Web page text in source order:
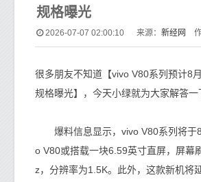
规格曝光
2026-07-07 02:00:10 来源： 新经网 作
很多朋友不知道【vivo V80系列预计8
规格曝光】，今天小绿就为大家解答一
爆料信息显示，vivo V80系列将于
o V80或搭载一块6.59英寸直屏，屏幕
z，分辨率为1.5K。此外，这款新机将